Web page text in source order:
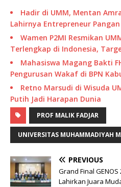
Hadir di UMM, Mentan
Lahirnya Entrepreneur Pangan
Wamen P2MI Resmikan
Terlengkap di Indonesia,
Mahasiswa Magang Bakti
Pengurusan Wakaf di BPN
Retno Marsudi di Wisuda
Putih Jadi Harapan Dunia
PROF MALIK FADJAR
UNIVERSITAS MUHAMMADIYAH
PREVIOUS
Grand Final
Lahirkan Juara